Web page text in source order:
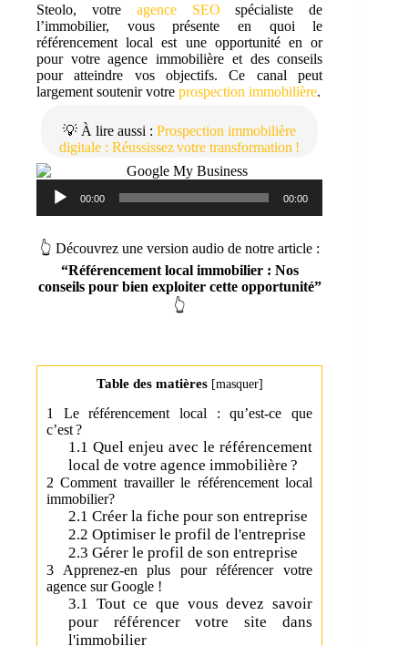
Steolo, votre agence SEO spécialiste de
l’immobilier, vous présente en quoi le
référencement local est une opportunité en or
pour votre agence immobilière et des conseils
pour atteindre vos objectifs. Ce canal peut
largement soutenir votre prospection immobilière.
💡 À lire aussi :Prospection immobilière
digitale : Réussissez votre transformation !
Lecteur
audio
00:00 00:00
👆 Découvrez une version audio de notre article :
“Référencement local immobilier : Nos
conseils pour bien exploiter cette opportunité”
👆
Table des matières [masquer]
1
Le référencement local : qu’est-ce que
c’est ?
1.1 Quel enjeu avec le référencement
local de votre agence immobilière ?
2 Comment travailler le référencement local
immobilier?
2.1 Créer la fiche pour son entreprise
2.2 Optimiser le profil de l'entreprise
2.3 Gérer le profil de son entreprise
3 Apprenez-en plus pour référencer votre
agence sur Google !
3.1 Tout ce que vous devez savoir
pour référencer votre site dans
l'immobilier